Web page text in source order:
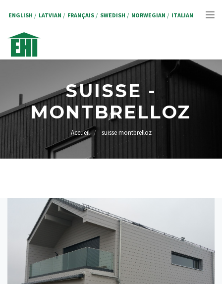
principal
ENGLISH LATVIAN FRANÇAIS SWEDISH NORWEGIAN ITALIAN
SUISSE -
MONTBRELLOZ
FIL
D'ARIANE
Accueil suisse montbrelloz